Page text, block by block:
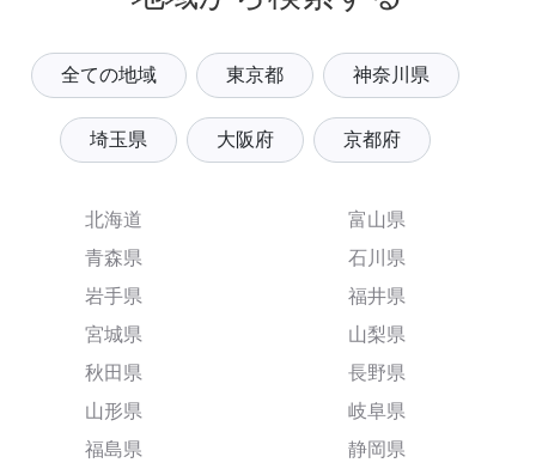
全ての地域 東京都 神奈川県
埼玉県 大阪府 京都府
北海道
青森県
岩手県
宮城県
秋田県
山形県
福島県
富山県
石川県
福井県
山梨県
長野県
岐阜県
静岡県